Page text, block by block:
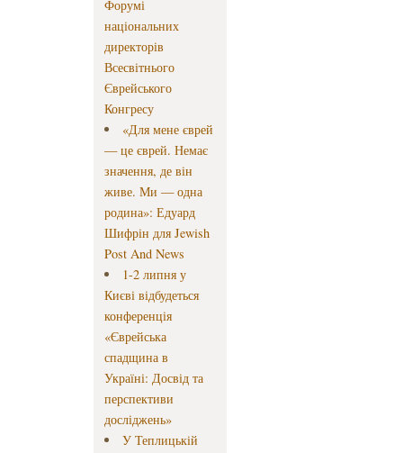
Форумі
національних
директорів
Всесвітнього
Єврейського
Конгресу
«Для мене єврей
— це єврей. Немає
значення, де він
живе. Ми — одна
родина»: Едуард
Шифрін для Jewish
Post And News
1-2 липня у
Києві відбудеться
конференція
«Єврейська
спадщина в
Україні: Досвід та
перспективи
досліджень»
У Теплицькій